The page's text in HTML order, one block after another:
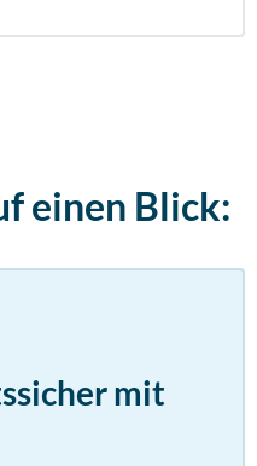
einen Blick:
mit